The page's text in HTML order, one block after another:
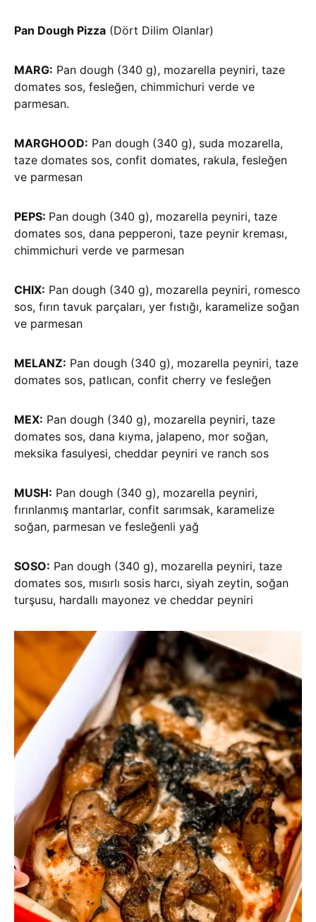
Pan Dough Pizza (Dört Dilim Olanlar)
MARG: Pan dough (340 g), mozarella peyniri, taze
domates sos, fesleğen, chimmichuri verde ve
parmesan.
MARGHOOD: Pan dough (340 g), suda mozarella,
taze domates sos, confit domates, rakula, fesleğen
ve parmesan
PEPS: Pan dough (340 g), mozarella peyniri, taze
domates sos, dana pepperoni, taze peynir kreması,
chimmichuri verde ve parmesan
CHIX: Pan dough (340 g), mozarella peyniri, romesco
sos, fırın tavuk parçaları, yer fıstığı, karamelize soğan
ve parmesan
MELANZ: Pan dough (340 g), mozarella peyniri, taze
domates sos, patlıcan, confit cherry ve fesleğen
MEX: Pan dough (340 g), mozarella peyniri, taze
domates sos, dana kıyma, jalapeno, mor soğan,
meksika fasulyesi, cheddar peyniri ve ranch sos
MUSH: Pan dough (340 g), mozarella peyniri,
fırınlanmış mantarlar, confit sarımsak, karamelize
soğan, parmesan ve fesleğenli yağ
SOSO: Pan dough (340 g), mozarella peyniri, taze
domates sos, mısırlı sosis harcı, siyah zeytin, soğan
turşusu, hardallı mayonez ve cheddar peyniri